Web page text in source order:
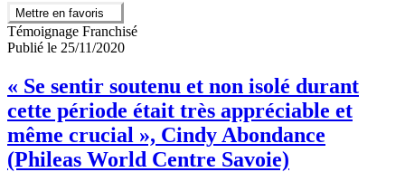
Mettre en favoris
Témoignage Franchisé
Publié le 25/11/2020
« Se sentir soutenu et non isolé durant
cette période était très appréciable et
même crucial », Cindy Abondance
(Phileas World Centre Savoie)